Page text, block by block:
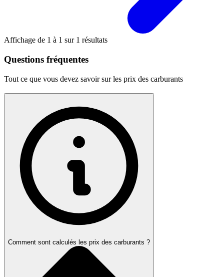
Affichage de 1 à 1 sur 1 résultats
Questions fréquentes
Tout ce que vous devez savoir sur les prix des carburants
Comment sont calculés les prix des carburants ?